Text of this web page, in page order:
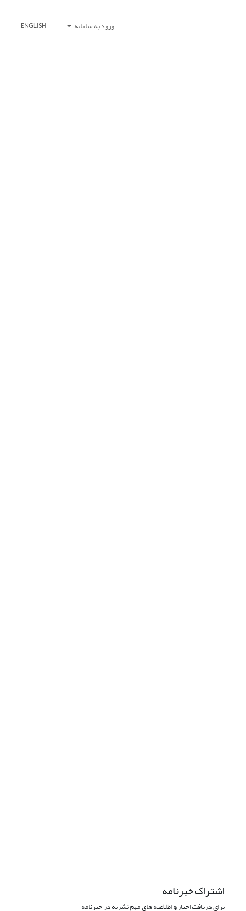
ورود به سامانه ENGLISH
اشتراک خبرنامه
برای دریافت اخبار و اطلاعیه های مهم نشریه در خبرنامه